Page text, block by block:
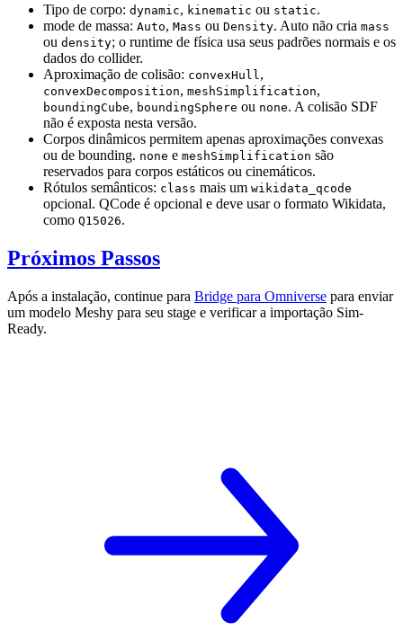
Tipo de corpo: dynamic, kinematic ou static.
mode de massa: Auto, Mass ou Density. Auto não cria mass
ou density; o runtime de física usa seus padrões normais e os
dados do collider.
Aproximação de colisão: convexHull ,
convexDecomposition, meshSimplification,
boundingCube, boundingSphere ou none. A colisão SDF
não é exposta nesta versão.
Corpos dinâmicos permitem apenas aproximações convexas
ou de bounding. none e meshSimplification são
reservados para corpos estáticos ou cinemáticos.
Rótulos semânticos: class mais um wikidata_qcode
opcional. QCode é opcional e deve usar o formato Wikidata,
como Q15026.
Próximos Passos
Após a instalação, continue para Bridge para Omniverse para enviar
um modelo Meshy para seu stage e verificar a importação Sim-
Ready.